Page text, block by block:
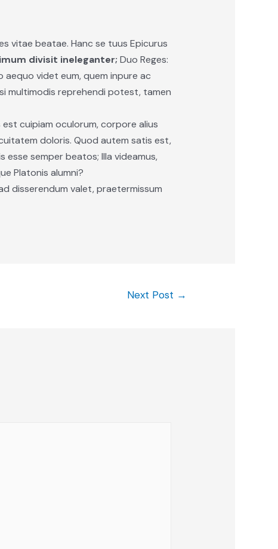
vitae beatae. Hanc se tuus Epicurus
divisit ineleganter; Duo Reges:
videt eum, quem inpure ac
multimodis reprehendi potest, tamen
cuipiam oculorum, corpore alius
doloris. Quod autem satis est,
semper beatos; Illa videamus,
Platonis alumni?
disserendum valet, praetermissum
Next Post →